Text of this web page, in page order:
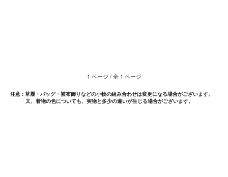
1 ページ / 全 1 ページ
注意 : 草履・バッグ・被布飾りなどの小物の組み合わせは変更になる場合がございます。
又、着物の色についても、実物と多少の違いが生じる場合がございます。